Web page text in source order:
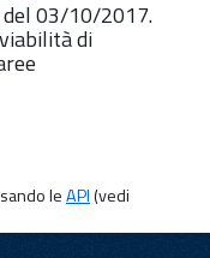
03/10/2017.
di
leAPI(vedi